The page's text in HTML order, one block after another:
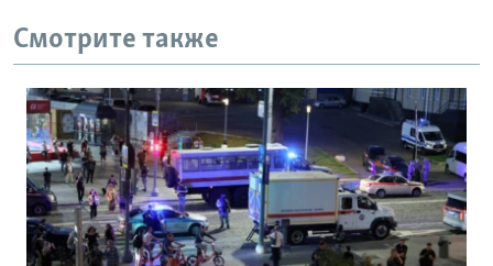
Смотрите также